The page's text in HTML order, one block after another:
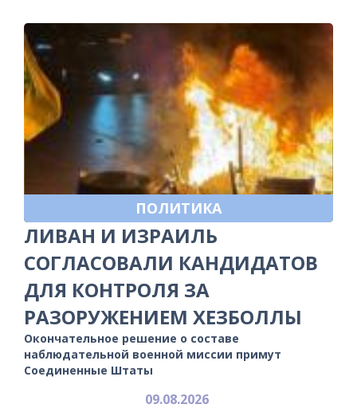
ПОЛИТИКА
ЛИВАН И ИЗРАИЛЬ
СОГЛАСОВАЛИ КАНДИДАТОВ
ДЛЯ КОНТРОЛЯ ЗА
РАЗОРУЖЕНИЕМ ХЕЗБОЛЛЫ
Окончательное решение о составе
наблюдательной военной миссии примут
Соединенные Штаты
09.08.2026